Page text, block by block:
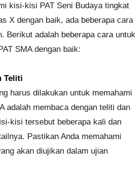
kisi-kisi PAT Seni Budaya tingkat
X dengan baik, ada beberapa cara
Berikut adalah beberapa cara untuk
SMA dengan baik:
Teliti
harus dilakukan untuk memahami
adalah membaca dengan teliti dan
kisi tersebut beberapa kali dan
Pastikan Anda memahami
akan diujikan dalam ujian